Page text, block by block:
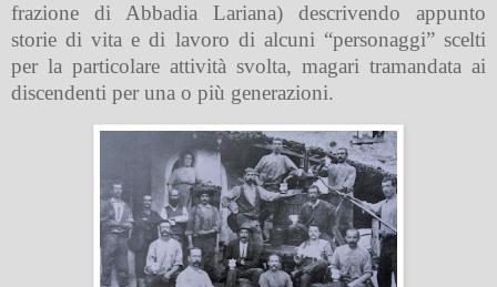
frazione di Abbadia Lariana) descrivendo appunto
storie di vita e di lavoro di alcuni “personaggi” scelti
per la particolare attività svolta, magari tramandata ai
discendenti per una o più generazioni.